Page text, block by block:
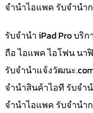
จำนำไอแพค รับจำนำ
รับจำนำ iPad Pro บริ
ถือ ไอแพค ไอโฟน นา
รับจํานําแจ้งวัฒนะ
จำนำสินค้าไอที รับจำ
จำนำไอแพค รับจำนำ